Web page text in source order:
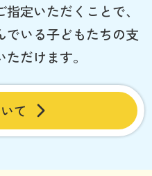
定いただくことで、
でいる子どもたちの支
だけます。
て